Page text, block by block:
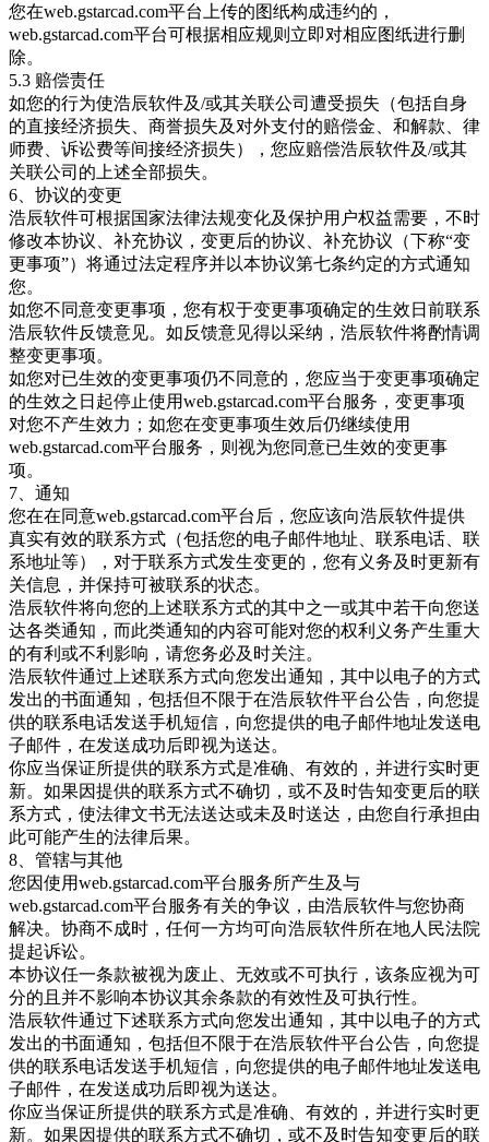
您在web.gstarcad.com平台上传的图纸构成违约的，
web.gstarcad.com平台可根据相应规则立即对相应图纸进行删
除。
5.3 赔偿责任
如您的行为使浩辰软件及/或其关联公司遭受损失（包括自身
的直接经济损失、商誉损失及对外支付的赔偿金、和解款、律
师费、诉讼费等间接经济损失），您应赔偿浩辰软件及/或其
关联公司的上述全部损失。
6、协议的变更
浩辰软件可根据国家法律法规变化及保护用户权益需要，不时
修改本协议、补充协议，变更后的协议、补充协议（下称“变
更事项”）将通过法定程序并以本协议第七条约定的方式通知
您。
如您不同意变更事项，您有权于变更事项确定的生效日前联系
浩辰软件反馈意见。如反馈意见得以采纳，浩辰软件将酌情调
整变更事项。
如您对已生效的变更事项仍不同意的，您应当于变更事项确定
的生效之日起停止使用web.gstarcad.com平台服务，变更事项
对您不产生效力；如您在变更事项生效后仍继续使用
web.gstarcad.com平台服务，则视为您同意已生效的变更事
项。
7、通知
您在在同意web.gstarcad.com平台后，您应该向浩辰软件提供
真实有效的联系方式（包括您的电子邮件地址、联系电话、联
系地址等），对于联系方式发生变更的，您有义务及时更新有
关信息，并保持可被联系的状态。
浩辰软件将向您的上述联系方式的其中之一或其中若干向您送
达各类通知，而此类通知的内容可能对您的权利义务产生重大
的有利或不利影响，请您务必及时关注。
浩辰软件通过上述联系方式向您发出通知，其中以电子的方式
发出的书面通知，包括但不限于在浩辰软件平台公告，向您提
供的联系电话发送手机短信，向您提供的电子邮件地址发送电
子邮件，在发送成功后即视为送达。
你应当保证所提供的联系方式是准确、有效的，并进行实时更
新。如果因提供的联系方式不确切，或不及时告知变更后的联
系方式，使法律文书无法送达或未及时送达，由您自行承担由
此可能产生的法律后果。
8、管辖与其他
您因使用web.gstarcad.com平台服务所产生及与
web.gstarcad.com平台服务有关的争议，由浩辰软件与您协商
解决。协商不成时，任何一方均可向浩辰软件所在地人民法院
提起诉讼。
本协议任一条款被视为废止、无效或不可执行，该条应视为可
分的且并不影响本协议其余条款的有效性及可执行性。
浩辰软件通过下述联系方式向您发出通知，其中以电子的方式
发出的书面通知，包括但不限于在浩辰软件平台公告，向您提
供的联系电话发送手机短信，向您提供的电子邮件地址发送电
子邮件，在发送成功后即视为送达。
你应当保证所提供的联系方式是准确、有效的，并进行实时更
新。如果因提供的联系方式不确切，或不及时告知变更后的联